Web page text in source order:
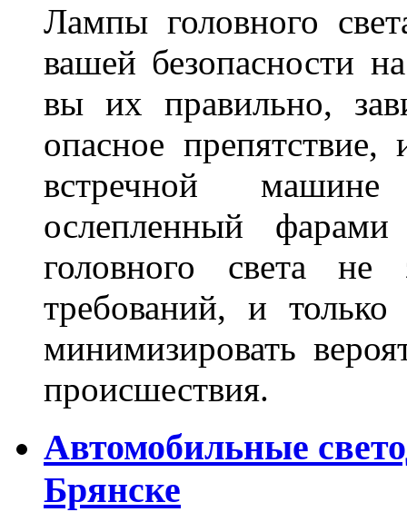
Лампы головного
вашей безопасности
вы их правильно,
опасное
встречной машине
ослепленный
головного света
требований, и
минимизировать
происшествия.
Автомобильные
Брянске